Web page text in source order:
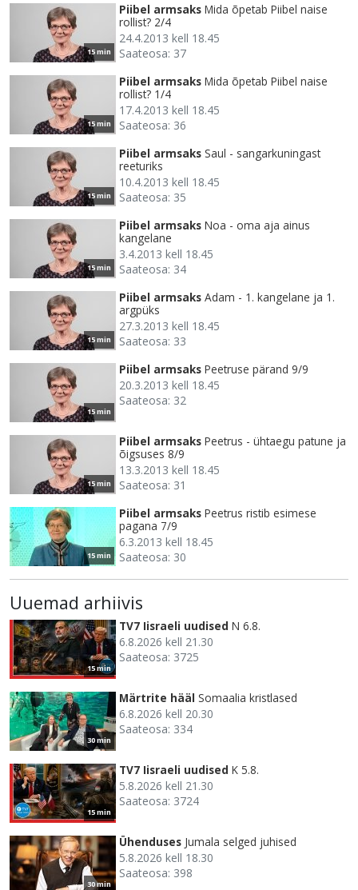
15 min
Piibel armsaks Mida õpetab Piibel naise
rollist? 2/4
24.4.2013 kell 18.45
Saateosa: 37
15 min
Piibel armsaks Mida õpetab Piibel naise
rollist? 1/4
17.4.2013 kell 18.45
Saateosa: 36
15 min
Piibel armsaks Saul - sangarkuningast
reeturiks
10.4.2013 kell 18.45
Saateosa: 35
15 min
Piibel armsaks Noa - oma aja ainus
kangelane
3.4.2013 kell 18.45
Saateosa: 34
15 min
Piibel armsaks Adam - 1. kangelane ja 1.
argpüks
27.3.2013 kell 18.45
Saateosa: 33
15 min
Piibel armsaks Peetruse pärand 9/9
20.3.2013 kell 18.45
Saateosa: 32
15 min
Piibel armsaks Peetrus - ühtaegu patune ja
õigsuses 8/9
13.3.2013 kell 18.45
Saateosa: 31
15 min
Piibel armsaks Peetrus ristib esimese
pagana 7/9
6.3.2013 kell 18.45
Saateosa: 30
Uuemad arhiivis
15 min
TV7 Iisraeli uudised N 6.8.
6.8.2026 kell 21.30
Saateosa: 3725
30 min
Märtrite hääl Somaalia kristlased
6.8.2026 kell 20.30
Saateosa: 334
15 min
TV7 Iisraeli uudised K 5.8.
5.8.2026 kell 21.30
Saateosa: 3724
30 min
Ühenduses Jumala selged juhised
5.8.2026 kell 18.30
Saateosa: 398